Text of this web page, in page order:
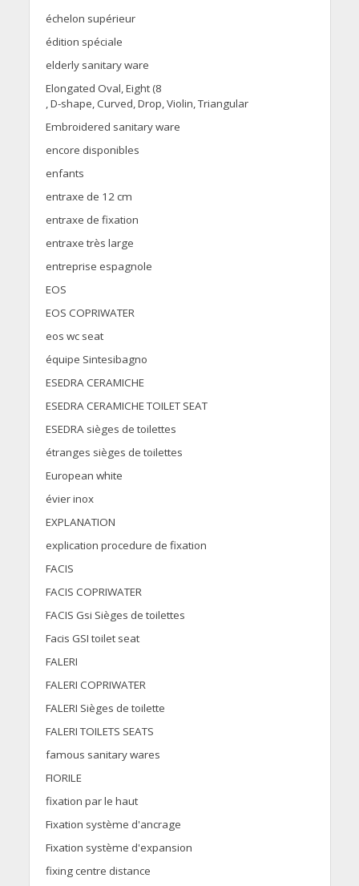
échelon supérieur
édition spéciale
elderly sanitary ware
Elongated Oval, Eight (8
, D-shape, Curved, Drop, Violin, Triangular
Embroidered sanitary ware
encore disponibles
enfants
entraxe de 12 cm
entraxe de fixation
entraxe très large
entreprise espagnole
EOS
EOS COPRIWATER
eos wc seat
équipe Sintesibagno
ESEDRA CERAMICHE
ESEDRA CERAMICHE TOILET SEAT
ESEDRA sièges de toilettes
étranges sièges de toilettes
European white
évier inox
EXPLANATION
explication procedure de fixation
FACIS
FACIS COPRIWATER
FACIS Gsi Sièges de toilettes
Facis GSI toilet seat
FALERI
FALERI COPRIWATER
FALERI Sièges de toilette
FALERI TOILETS SEATS
famous sanitary wares
FIORILE
fixation par le haut
Fixation système d'ancrage
Fixation système d'expansion
fixing centre distance